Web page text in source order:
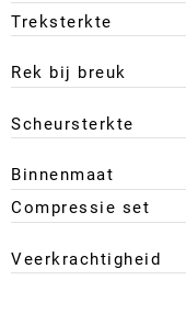
Treksterkte
Rek bij breuk
Scheursterkte
Binnenmaat
Compressie set
Veerkrachtigheid